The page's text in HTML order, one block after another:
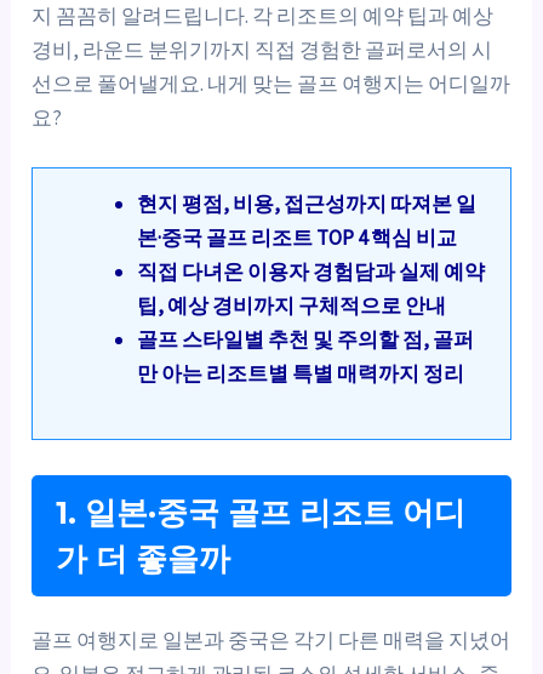
지 꼼꼼히 알려드립니다. 각 리조트의 예약 팁과 예상
경비, 라운드 분위기까지 직접 경험한 골퍼로서의 시
선으로 풀어낼게요. 내게 맞는 골프 여행지는 어디일까
요?
현지 평점, 비용, 접근성까지 따져본 일
본·중국 골프 리조트 TOP 4 핵심 비교
직접 다녀온 이용자 경험담과 실제 예약
팁, 예상 경비까지 구체적으로 안내
골프 스타일별 추천 및 주의할 점, 골퍼
만 아는 리조트별 특별 매력까지 정리
1. 일본·중국 골프 리조트 어디
가 더 좋을까
골프 여행지로 일본과 중국은 각기 다른 매력을 지녔어